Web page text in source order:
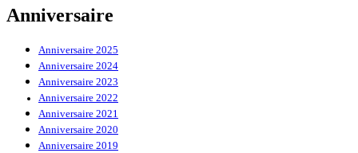
Anniversaire
Anniversaire 2025
Anniversaire 2024
Anniversaire 2023
Anniversaire 2022
Anniversaire 2021
Anniversaire 2020
Anniversaire 2019